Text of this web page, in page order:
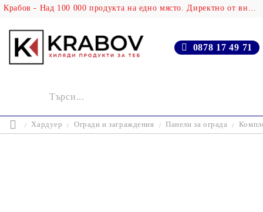
Крабов - Над 100 000 продукта на едно място. Директно от вносителя!
0878 17 49 71
Хардуер Огради и заграждения Панели за ограда